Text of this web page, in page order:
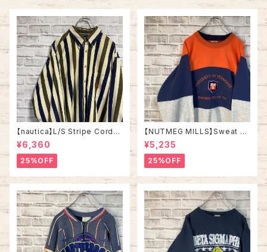
【nautica】L/S Stripe Cordur
oy Shirt L 90s ノーティカ スト
ライプ コーデュロイ シャツ ボタ
ンダウン 長袖 ワンポイントロゴ
刺繍ロゴ 旧タグ USA アメリカ
古着
¥6,360
25%OFF
【NUTMEG MILLS】Sweat XL
Made in USA 90s “UNIVER
SITY OF TENNESSEE” vinta
ge ナツメグミルズ カレッジモノ
カレッジロゴ テネシー大学 スウ
ェット トレーナー ヴィンテージ
アメリカ USA 古着
¥5,235
25%OFF